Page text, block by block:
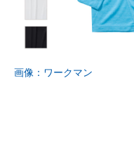
画像：ワークマン